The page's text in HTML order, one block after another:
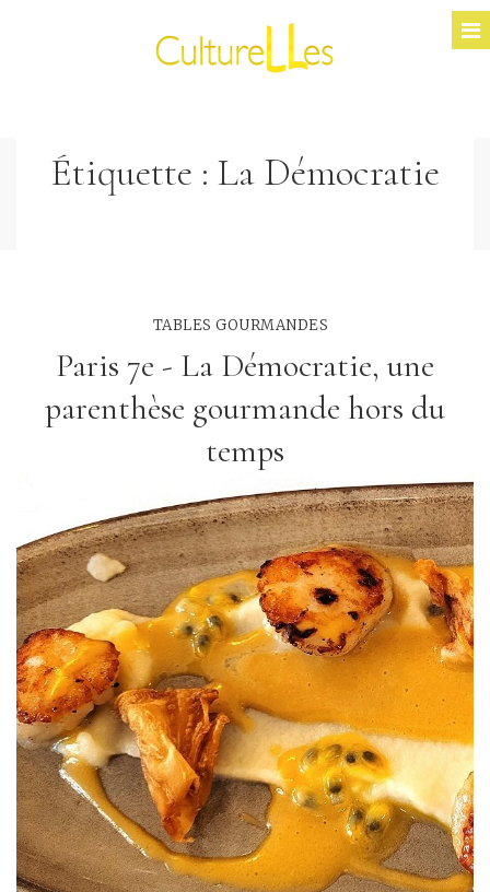
Étiquette : La Démocratie
TABLES GOURMANDES
Paris 7e - La Démocratie, une
parenthèse gourmande hors du
temps